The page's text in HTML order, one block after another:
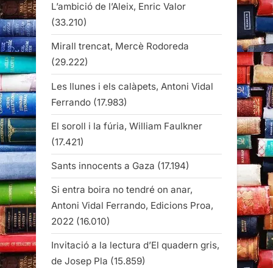
L’ambició de l’Aleix, Enric Valor
(33.210)
Mirall trencat, Mercè Rodoreda
(29.222)
Les llunes i els calàpets, Antoni Vidal
Ferrando (17.983)
El soroll i la fúria, William Faulkner
(17.421)
Sants innocents a Gaza (17.194)
Si entra boira no tendré on anar,
Antoni Vidal Ferrando, Edicions Proa,
2022 (16.010)
Invitació a la lectura d’El quadern gris,
de Josep Pla (15.859)